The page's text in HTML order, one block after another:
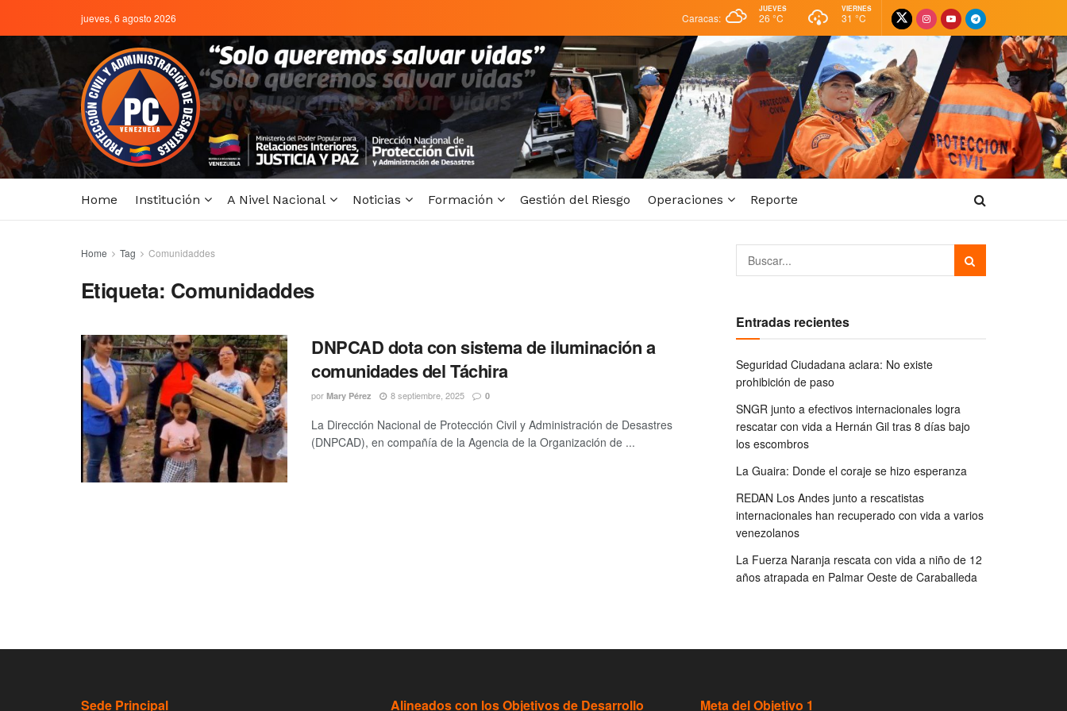
jueves, 6 agosto 2026 Caracas:
JUEVES
26 °C
VIERNES
31 °C
Home Institución A Nivel Nacional Noticias Formación Gestión del Riesgo Operaciones Reporte
Home Tag Comunidaddes
Etiqueta: Comunidaddes
DNPCAD dota con sistema de iluminación a
comunidades del Táchira
por Mary Pérez 8 septiembre, 2025 0
La Dirección Nacional de Protección Civil y Administración de Desastres
(DNPCAD), en compañía de la Agencia de la Organización de ...
Entradas recientes
Seguridad Ciudadana aclara: No existe
prohibición de paso
SNGR junto a efectivos internacionales logra
rescatar con vida a Hernán Gil tras 8 días bajo
los escombros
La Guaira: Donde el coraje se hizo esperanza
REDAN Los Andes junto a rescatistas
internacionales han recuperado con vida a varios
venezolanos
La Fuerza Naranja rescata con vida a niño de 12
años atrapada en Palmar Oeste de Caraballeda
Sede Principal Alineados con los Objetivos de Desarrollo Meta del Objetivo 1